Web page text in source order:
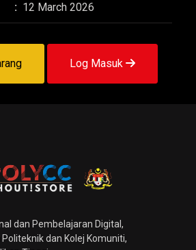
: 12 March 2026
Log Masuk
dan Pembelajaran Digital,
dan Kolej Komuniti,